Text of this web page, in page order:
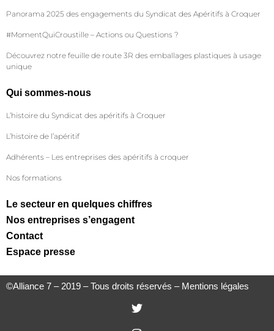
Panorama 2025 des engagements du Syndicat des Apéritifs à Croquer
#MomentQuiCroustille – Actions ou Questions ?
Découvrez notre feuille de route 3R des emballages plastiques à usage
unique
Qui sommes-nous
L’histoire du Syndicat des apéritifs à Croquer
L’histoire de l’apéritif
Adhérents – Les entreprises des apéritifs à croquer
Nos formations
Le secteur en quelques chiffres
Nos entreprises s’engagent
Contact
Espace presse
©Alliance 7 – 2019 – Tous droits réservés – Mentions légales